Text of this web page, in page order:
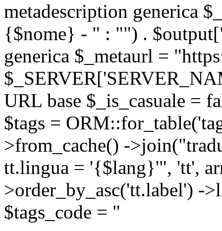
metadescription generica
{$nome} - " : "") .
generica $_metaurl =
URL base $_is_casuale =
$tags =
>from_cache() -
tt.lingua = '{$lang}'", 'tt',
>order_by_asc('tt.label') -
$tags_code = "